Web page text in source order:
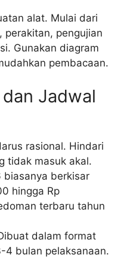
alat. Mulai dari
perakitan, pengujian
Gunakan diagram
pembacaan.
Jadwal
rasional. Hindari
tidak masuk akal.
biasanya berkisar
hingga Rp
terbaru tahun
dalam format
4 bulan pelaksanaan.